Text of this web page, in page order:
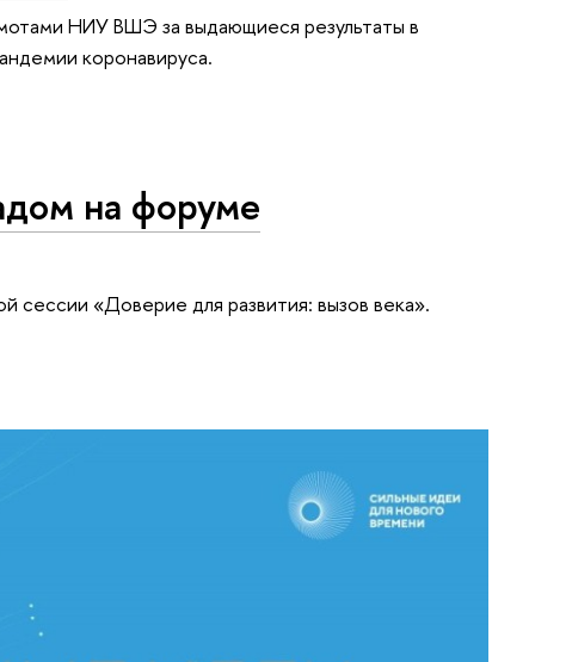
НИУ ВШЭ за выдающиеся результаты в
коронавируса.
на форуме
сессии «Доверие для развития: вызов века».